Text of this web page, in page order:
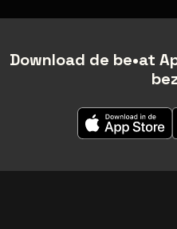
Download de be•at